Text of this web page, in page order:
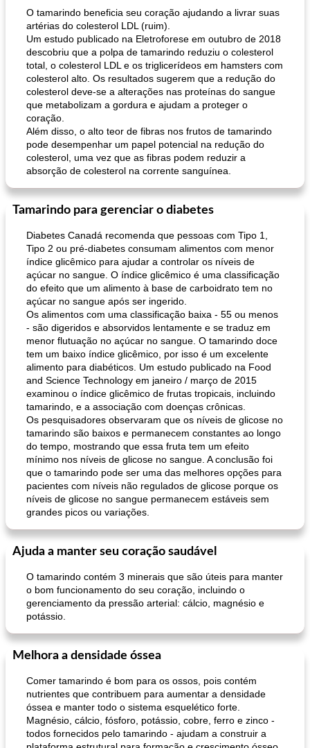
muffins de farelo de harriet
O tamarindo beneficia seu coração ajudando a livrar suas
artérias do colesterol LDL (ruim).
Um estudo publicado na Eletroforese em outubro de 2018
descobriu que a polpa de tamarindo reduziu o colesterol
total, o colesterol LDL e os triglicerídeos em hamsters com
colesterol alto. Os resultados sugerem que a redução do
colesterol deve-se a alterações nas proteínas do sangue
que metabolizam a gordura e ajudam a proteger o
coração.
Além disso, o alto teor de fibras nos frutos de tamarindo
pode desempenhar um papel potencial na redução do
colesterol, uma vez que as fibras podem reduzir a
absorção de colesterol na corrente sanguínea.
Tamarindo para gerenciar o diabetes
Diabetes Canadá recomenda que pessoas com Tipo 1,
Tipo 2 ou pré-diabetes consumam alimentos com menor
índice glicêmico para ajudar a controlar os níveis de
açúcar no sangue. O índice glicêmico é uma classificação
do efeito que um alimento à base de carboidrato tem no
açúcar no sangue após ser ingerido.
Os alimentos com uma classificação baixa - 55 ou menos
- são digeridos e absorvidos lentamente e se traduz em
menor flutuação no açúcar no sangue. O tamarindo doce
tem um baixo índice glicêmico, por isso é um excelente
alimento para diabéticos. Um estudo publicado na Food
and Science Technology em janeiro / março de 2015
examinou o índice glicêmico de frutas tropicais, incluindo
tamarindo, e a associação com doenças crônicas.
Os pesquisadores observaram que os níveis de glicose no
tamarindo são baixos e permanecem constantes ao longo
do tempo, mostrando que essa fruta tem um efeito
mínimo nos níveis de glicose no sangue. A conclusão foi
que o tamarindo pode ser uma das melhores opções para
pacientes com níveis não regulados de glicose porque os
níveis de glicose no sangue permanecem estáveis ​​sem
grandes picos ou variações.
Ajuda a manter seu coração saudável
O tamarindo contém 3 minerais que são úteis para manter
o bom funcionamento do seu coração, incluindo o
gerenciamento da pressão arterial: cálcio, magnésio e
potássio.
Melhora a densidade óssea
Comer tamarindo é bom para os ossos, pois contém
nutrientes que contribuem para aumentar a densidade
óssea e manter todo o sistema esquelético forte.
Magnésio, cálcio, fósforo, potássio, cobre, ferro e zinco -
todos fornecidos pelo tamarindo - ajudam a construir a